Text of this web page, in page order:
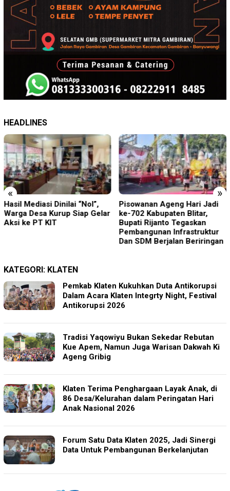
HEADLINES
« »
Hasil Mediasi Dinilai “Nol”,
Warga Desa Kurup Siap Gelar
Aksi ke PT KIT
Pisowanan Ageng Hari Jadi
ke-702 Kabupaten Blitar,
Bupati Rijanto Tegaskan
Pembangunan Infrastruktur
Dan SDM Berjalan Beriringan
KATEGORI: KLATEN
Pemkab Klaten Kukuhkan Duta Antikorupsi
Dalam Acara Klaten Integrty Night, Festival
Antikorupsi 2026
Tradisi Yaqowiyu Bukan Sekedar Rebutan
Kue Apem, Namun Juga Warisan Dakwah Ki
Ageng Gribig
Klaten Terima Penghargaan Layak Anak, di
86 Desa/Kelurahan dalam Peringatan Hari
Anak Nasional 2026
Forum Satu Data Klaten 2025, Jadi Sinergi
Data Untuk Pembangunan Berkelanjutan